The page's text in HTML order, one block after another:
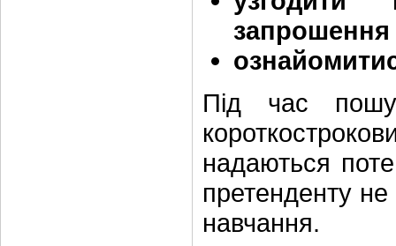
запрошення
Під час
надаються
претенденту
навчання.